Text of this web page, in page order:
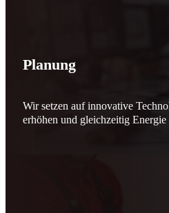
Planung
Wir setzen auf innovative
erhöhen und gleichzeitig Energie